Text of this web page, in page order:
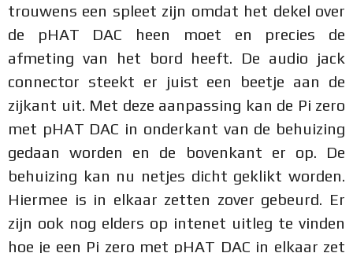
trouwens een spleet zijn omdat het dekel over
de pHAT DAC heen moet en precies de
afmeting van het bord heeft. De audio jack
connector steekt er juist een beetje aan de
zijkant uit. Met deze aanpassing kan de Pi zero
met pHAT DAC in onderkant van de behuizing
gedaan worden en de bovenkant er op. De
behuizing kan nu netjes dicht geklikt worden.
Hiermee is in elkaar zetten zover gebeurd. Er
zijn ook nog elders op intenet uitleg te vinden
hoe je een Pi zero met pHAT DAC in elkaar zet